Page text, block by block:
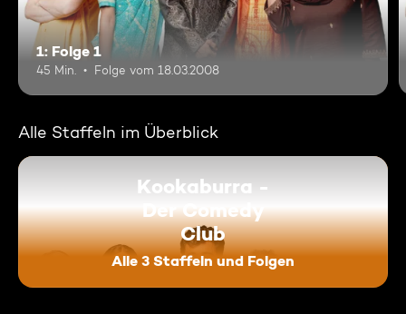
1: Folge 1
45 Min. Folge vom 18.03.2008
Alle Staffeln im Überblick
Kookaburra -
Der Comedy
Club
Alle 3 Staffeln und Folgen